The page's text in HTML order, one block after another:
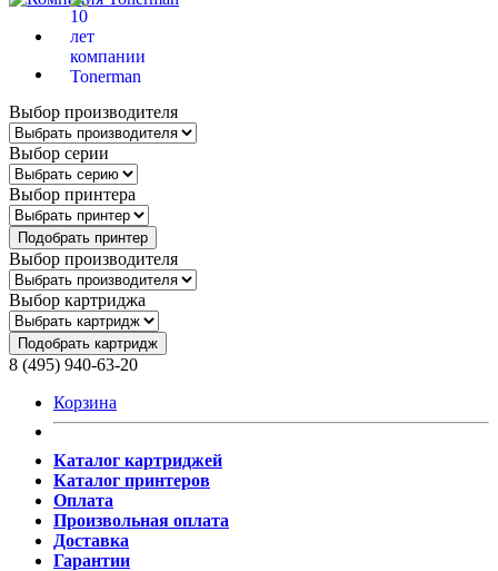
Выбор производителя
Выбор серии
Выбор принтера
Подобрать принтер
Выбор производителя
Выбор картриджа
Подобрать картридж
8 (495) 940-63-20
Корзина
Каталог картриджей
Каталог принтеров
Оплата
Произвольная оплата
Доставка
Гарантии